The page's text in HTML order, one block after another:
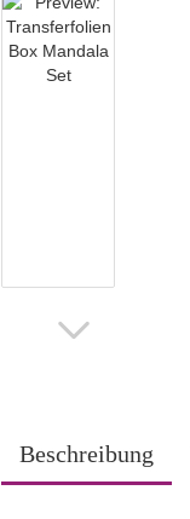
Beschreibung